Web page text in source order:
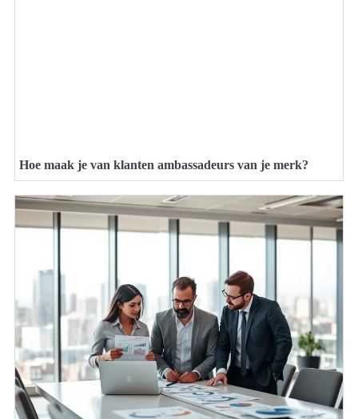
Hoe maak je van klanten ambassadeurs van je merk?